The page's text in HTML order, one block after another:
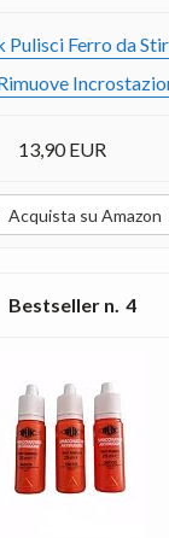
Pulisci Ferro da
13,90 EUR
Acquista su Amazon
4